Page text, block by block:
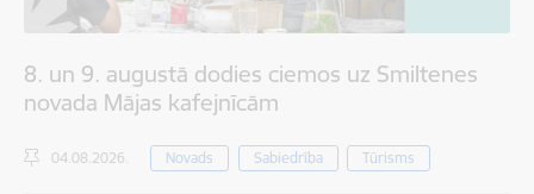
8. un 9. augustā dodies ciemos uz Smiltenes
novada Mājas kafejnīcām
04.08.2026. Novads Sabiedrība Tūrisms